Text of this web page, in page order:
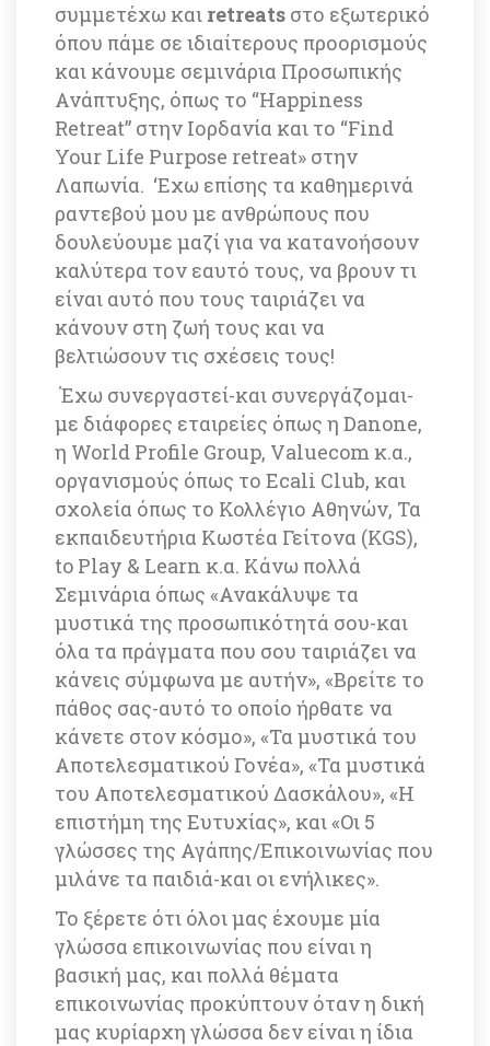
συμμετέχω και retreats στο εξωτερικό
όπου πάμε σε ιδιαίτερους προορισμούς
και κάνουμε σεμινάρια Προσωπικής
Ανάπτυξης, όπως το “Happiness
Retreat” στην Ιορδανία και το “Find
Your Life Purpose retreat» στην
Λαπωνία. ‘Εχω επίσης τα καθημερινά
ραντεβού μου με ανθρώπους που
δουλεύουμε μαζί για να κατανοήσουν
καλύτερα τον εαυτό τους, να βρουν τι
είναι αυτό που τους ταιριάζει να
κάνουν στη ζωή τους και να
βελτιώσουν τις σχέσεις τους!
Έχω συνεργαστεί-και συνεργάζομαι-
με διάφορες εταιρείες όπως η Danone,
η World Profile Group, Valuecom κ.α.,
οργανισμούς όπως το Εcali Club, και
σχολεία όπως το Koλλέγιο Αθηνών, Τα
εκπαιδευτήρια Κωστέα Γείτονα (KGS),
to Play & Learn κ.α. Κάνω πολλά
Σεμινάρια όπως «Ανακάλυψε τα
μυστικά της προσωπικότητά σου-και
όλα τα πράγματα που σου ταιριάζει να
κάνεις σύμφωνα με αυτήν», «Βρείτε το
πάθος σας-αυτό το οποίο ήρθατε να
κάνετε στον κόσμο», «Τα μυστικά του
Αποτελεσματικού Γονέα», «Τα μυστικά
του Αποτελεσματικού Δασκάλου», «Η
επιστήμη της Ευτυχίας», και «Οι 5
γλώσσες της Αγάπης/Επικοινωνίας που
μιλάνε τα παιδιά-και οι ενήλικες».
Το ξέρετε ότι όλοι μας έχουμε μία
γλώσσα επικοινωνίας που είναι η
βασική μας, και πολλά θέματα
επικοινωνίας προκύπτουν όταν η δική
μας κυρίαρχη γλώσσα δεν είναι η ίδια